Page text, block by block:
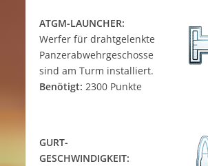
ATGM-LAUNCHER:
Werfer für drahtgelenkte
Panzerabwehrgeschosse
sind am Turm installiert.
Benötigt: 2300 Punkte
GURT-
GESCHWINDIGKEIT: